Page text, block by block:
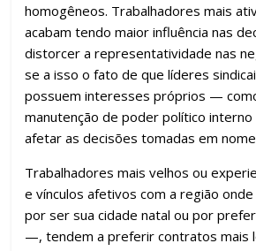
homogêneos. Trabalhadores mais
acabam tendo maior influência nas
distorcer a representatividade nas
se a isso o fato de que líderes
possuem interesses próprios —
manutenção de poder político
afetar as decisões tomadas em
Trabalhadores mais velhos ou
e vínculos afetivos com a região
por ser sua cidade natal ou por
—, tendem a preferir contratos mais